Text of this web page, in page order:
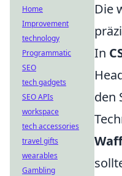
Die
In
den
Home
Improvement
technology
Programmatic
SEO
tech gadgets
SEO APIs
workspace
tech accessories
travel gifts
wearables
Gambling